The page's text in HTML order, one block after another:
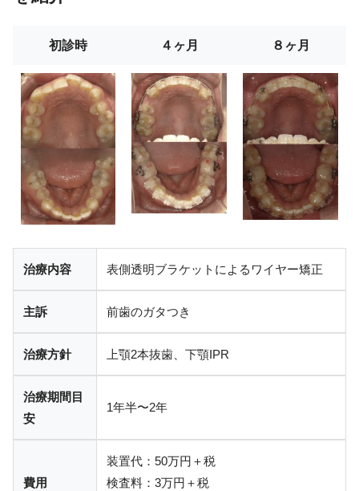
初診時 ４ヶ月 ８ヶ月
治療内容 表側透明ブラケットによるワイヤー矯正
主訴 前歯のガタつき
治療方針 上顎2本抜歯、下顎IPR
治療期間目
安
1年半〜2年
費用
装置代：50万円＋税
検査料：3万円＋税